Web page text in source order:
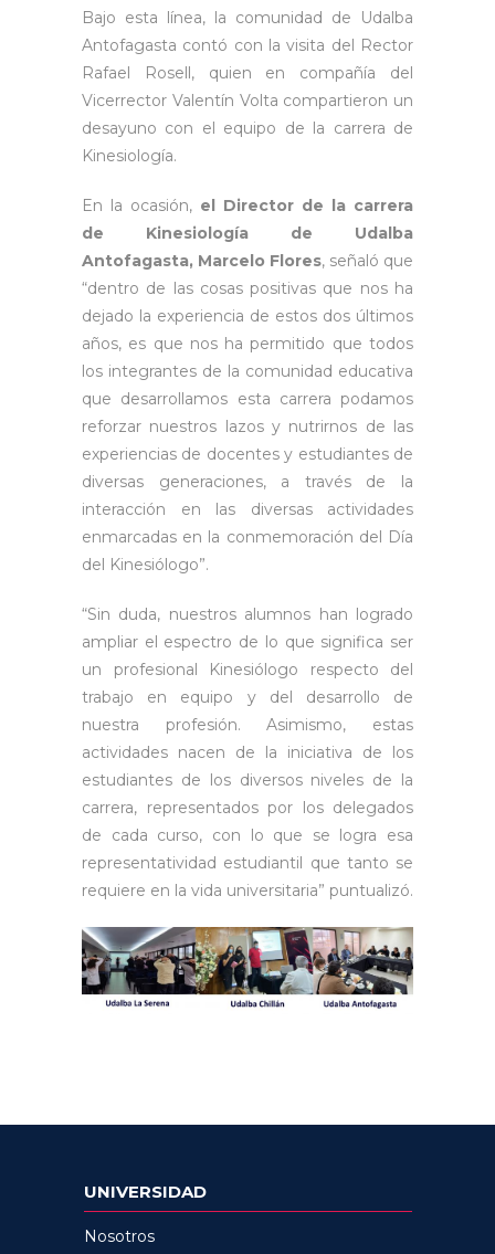
Bajo esta línea, la comunidad de Udalba
Antofagasta contó con la visita del Rector
Rafael Rosell, quien en compañía del
Vicerrector Valentín Volta compartieron un
desayuno con el equipo de la carrera de
Kinesiología.
En la ocasión, el Director de la carrera
de Kinesiología de Udalba
Antofagasta, Marcelo Flores, señaló que
“dentro de las cosas positivas que nos ha
dejado la experiencia de estos dos últimos
años, es que nos ha permitido que todos
los integrantes de la comunidad educativa
que desarrollamos esta carrera podamos
reforzar nuestros lazos y nutrirnos de las
experiencias de docentes y estudiantes de
diversas generaciones, a través de la
interacción en las diversas actividades
enmarcadas en la conmemoración del Día
del Kinesiólogo”.
“Sin duda, nuestros alumnos han logrado
ampliar el espectro de lo que significa ser
un profesional Kinesiólogo respecto del
trabajo en equipo y del desarrollo de
nuestra profesión. Asimismo, estas
actividades nacen de la iniciativa de los
estudiantes de los diversos niveles de la
carrera, representados por los delegados
de cada curso, con lo que se logra esa
representatividad estudiantil que tanto se
requiere en la vida universitaria” puntualizó.
UNIVERSIDAD
Nosotros